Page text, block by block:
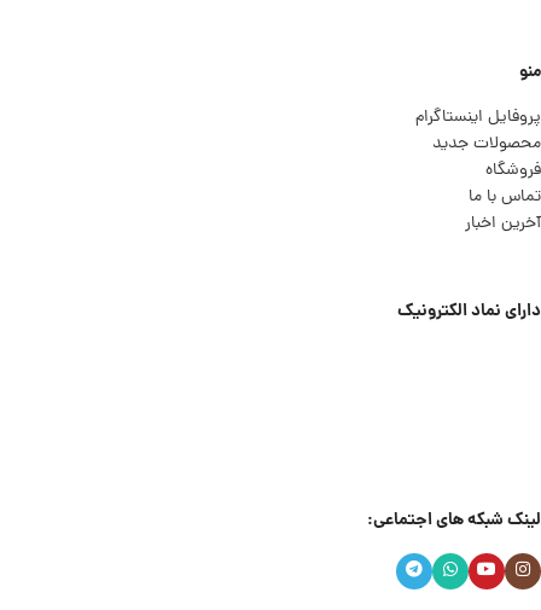
منو
پروفایل اینستاگرام
محصولات جدید
فروشگاه
تماس با ما
آخرین اخبار
دارای نماد الکترونیک
لینک شبکه های اجتماعی: